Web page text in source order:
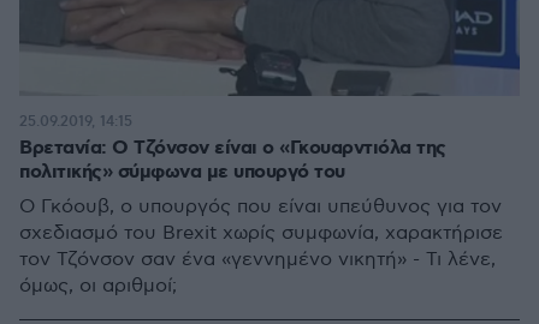
Βρετανία: Ο Τζόνσον είναι ο «Γκουαρντιόλα της
πολιτικής» σύμφωνα με υπουργό του
Ο Γκόουβ, ο υπουργός που είναι υπεύθυνος για τον
σχεδιασμό του Brexit χωρίς συμφωνία, χαρακτήρισε
τον Τζόνσον σαν ένα «γεννημένο νικητή» - Τι λένε,
όμως, οι αριθμοί;
25.09.2019, 14:15